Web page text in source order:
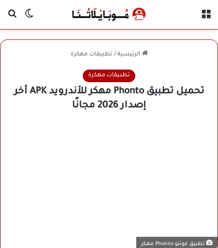
الوضع
الرئيسية / تطبيقات مهكرة
تطبيقات مهكرة
تحميل تطبيق Phonto مهكر للأندرويد APK أخر
إصدار 2026 مجانًا
تطبيق فونتو Phonto مهكر